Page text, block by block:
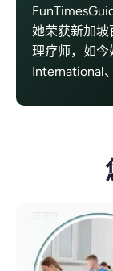
她荣获新加坡
理疗师，如今
International